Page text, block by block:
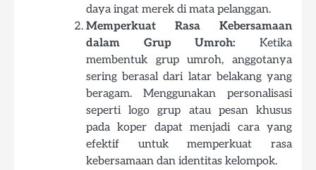
daya ingat merek di mata pelanggan.
Memperkuat Rasa Kebersamaan
dalam Grup Umroh: Ketika
membentuk grup umroh, anggotanya
sering berasal dari latar belakang yang
beragam. Menggunakan personalisasi
seperti logo grup atau pesan khusus
pada koper dapat menjadi cara yang
efektif untuk memperkuat rasa
kebersamaan dan identitas kelompok.